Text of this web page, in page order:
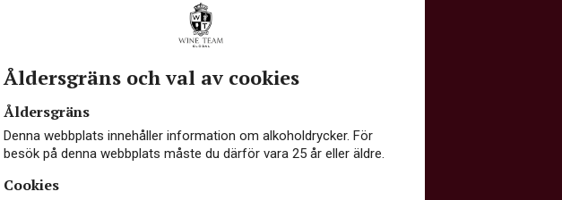
Åldersgräns och val av cookies
Åldersgräns
Denna webbplats innehåller information om alkoholdrycker. För
besök på denna webbplats måste du därför vara 25 år eller äldre.
Cookies